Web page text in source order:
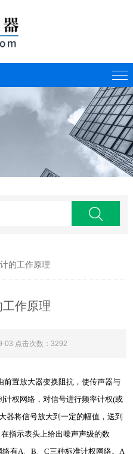
的工作原理
作原理
03 点击次数：3292
前置放大器变换阻抗，使传声器与
权网络，对信号进行频率计权(或
器将信号放大到一定的幅值，送到
指示表头上给出噪声声级的数
有A、B、C三种标准计权网络。A